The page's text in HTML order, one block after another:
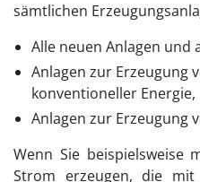
sämtlichen
Alle neuen Anlagen und
Anlagen zur Erzeugung
konventioneller Energie,
Anlagen zur Erzeugung
Wenn Sie beispielsweise
Strom erzeugen, die